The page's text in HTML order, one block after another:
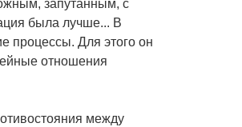
запутанным, с
была лучше... В
процессы. Для этого он
отношения
между